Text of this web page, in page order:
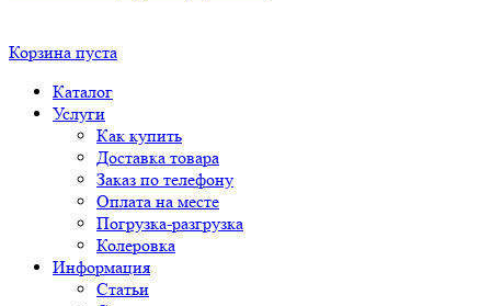
Корзина пуста
Каталог
Услуги
Как купить
Доставка товара
Заказ по телефону
Оплата на месте
Погрузка-разгрузка
Колеровка
Информация
Статьи